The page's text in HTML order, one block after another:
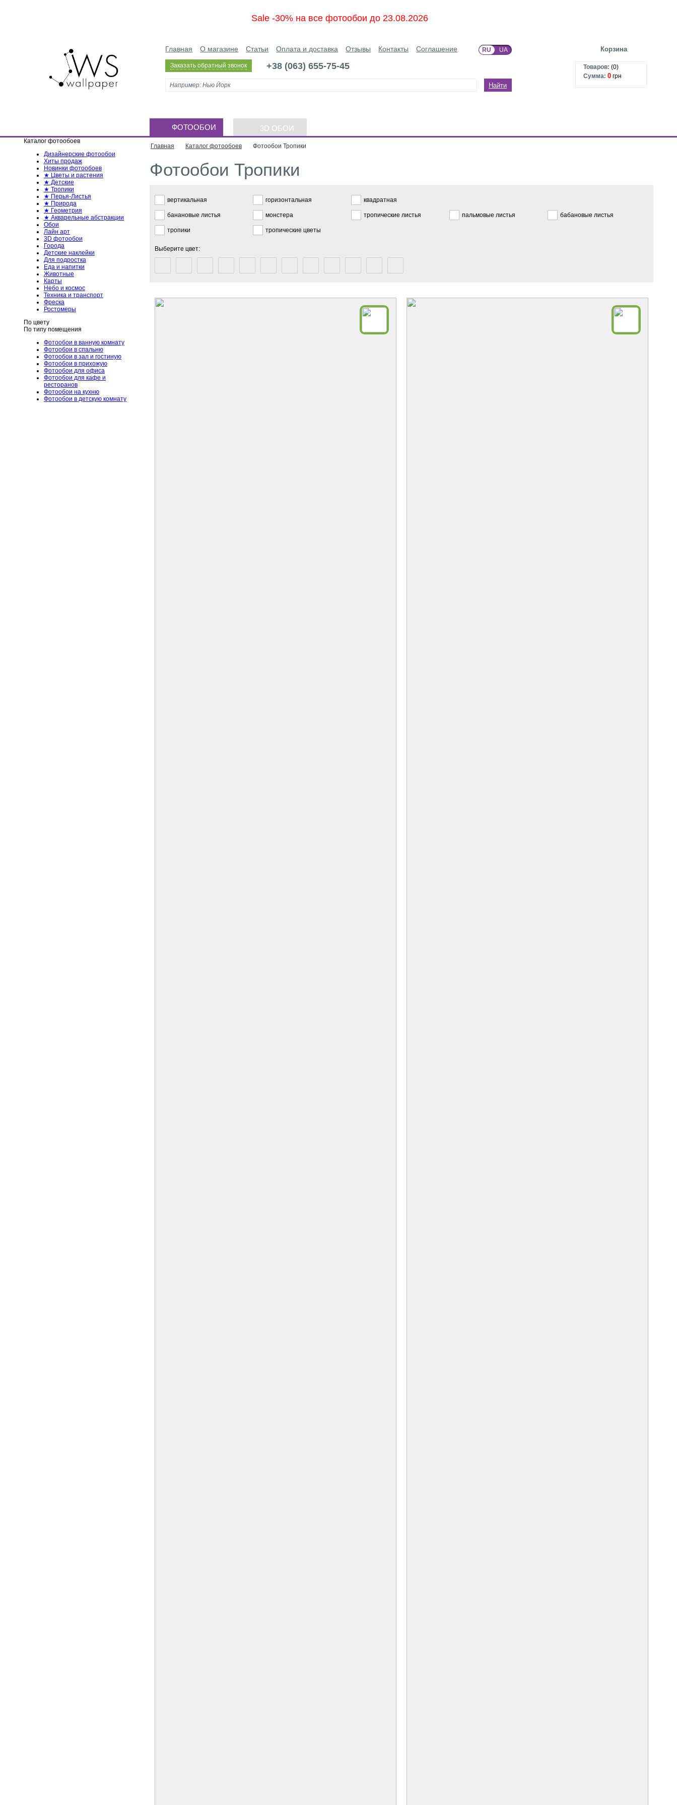
Sale -30% на все фотообои до 23.08.2026
Главная О магазине Статьи Оплата и доставка Отзывы Контакты Соглашение RU UA
Заказать обратный звонок +38 (063) 655-75-45
Найти
Корзина
Товаров: (0)
Сумма: 0 грн
ФОТООБОИ 3D ОБОИ
Каталог фотообоев
Дизайнерские фотообои
Хиты продаж
Новинки фотообоев
★ Цветы и растения
★ Детские
★ Тропики
★ Перья-Листья
★ Природа
★ Геометрия
★ Акварельные абстракции
Обои
Лайн арт
3D фотообои
Города
Детские наклейки
Для подростка
Еда и напитки
Животные
Карты
Небо и космос
Техника и транспорт
Фреска
Ростомеры
По цвету
По типу помещения
Фотообои в ванную комнату
Фотообои в спальню
Фотообои в зал и гостиную
Фотообои в прихожую
Фотообои для офиса
Фотообои для кафе и
ресторанов
Фотообои на кухню
Фотообои в детскую комнату
Главная Каталог фотообоев Фотообои Тропики
Фотообои Тропики
вертикальная горизонтальная квадратная
банановые листья монстера тропические листья пальмовые листья бабановые листья
тропики тропические цветы
Выберите цвет: